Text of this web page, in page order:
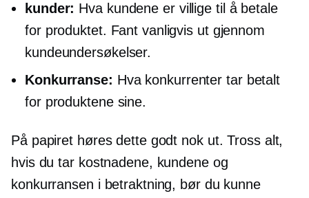
kunder: Hva kundene er villige til å betale
for produktet. Fant vanligvis ut gjennom
kundeundersøkelser.
Konkurranse: Hva konkurrenter tar betalt
for produktene sine.
På papiret høres dette godt nok ut. Tross alt,
hvis du tar kostnadene, kundene og
konkurransen i betraktning, bør du kunne